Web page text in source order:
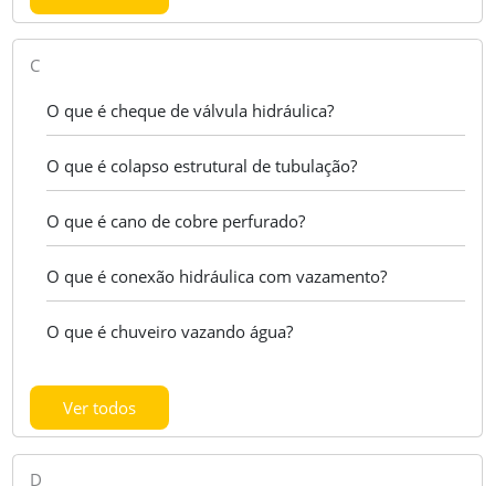
C
O que é cheque de válvula hidráulica?
O que é colapso estrutural de tubulação?
O que é cano de cobre perfurado?
O que é conexão hidráulica com vazamento?
O que é chuveiro vazando água?
Ver todos
D